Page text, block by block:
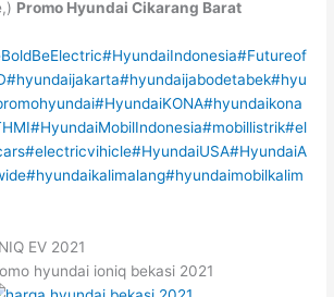
Promo Hyundai Cikarang Barat
#HyundaiIndonesia#Futureof
#hyundaijakarta#hyundaijabodetabek#hyu
#HyundaiKONA#hyundaikona
#HyundaiMobilIndonesia#mobillistrik#el
#electricvihicle#HyundaiUSA#HyundaiA
#hyundaikalimalang#hyundaimobilkalim
EV 2021